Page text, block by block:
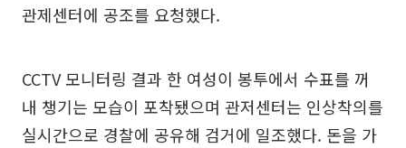
관제센터에 공조를 요청했다.
CCTV 모니터링 결과 한 여성이 봉투에서 수표를 꺼
내 챙기는 모습이 포착됐으며 관저센터는 인상착의를
실시간으로 경찰에 공유해 검거에 일조했다. 돈을 가